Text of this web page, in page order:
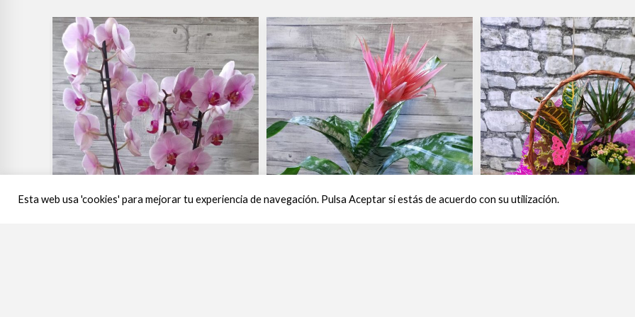
Esta web usa 'cookies' para mejorar tu experiencia de navegación. Pulsa Aceptar si estás de acuerdo con su utilización.